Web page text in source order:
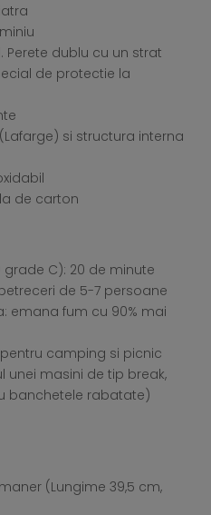
Perete dublu cu un strat
de protectie la
si structura interna
de carton
C): 20 de minute
de 5-7 persoane
emana fum cu 90% mai
pentru camping si picnic
masini de tip break,
banchetele rabatate)
(Lungime 39,5 cm,